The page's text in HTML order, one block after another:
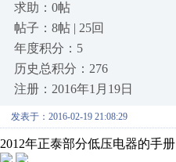
求助：0帖
帖子：8帖 | 25回
年度积分：5
历史总积分：276
注册：2016年1月19日
发表于：2016-02-19 21:08:29
2012年正泰部分低压电器的手册